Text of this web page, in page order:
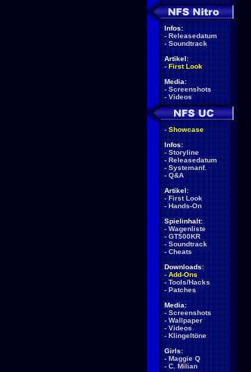
Infos:
- Releasedatum
- Soundtrack
Artikel:
- First Look
Media:
- Screenshots
- Videos
- Showcase
Infos:
- Storyline
- Releasedatum
- Systemanf.
- Q&A
Artikel:
- First Look
- Hands-On
Spielinhalt:
- Wagenliste
- GT500KR
- Soundtrack
- Cheats
Downloads:
- Add-Ons
- Tools/Hacks
- Patches
Media:
- Screenshots
- Wallpaper
- Videos
- Klingeltöne
Girls:
- Maggie Q
- C. Milian